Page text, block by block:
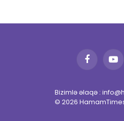
Facebook
Bizimlə əlaqə :
© 2026